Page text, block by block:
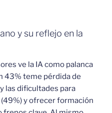
y su reflejo en la
ve la IA como palanca
43% teme pérdida de
las dificultades para
y ofrecer formación